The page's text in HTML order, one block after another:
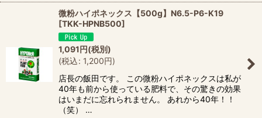
微粉ハイポネックス【500g】N6.5-P6-K19
[TKK-HPNB500]
1,091円(税別)
(税込: 1,200円)
店長の飯田です。 この微粉ハイポネックスは私が
40年も前から使っている肥料で、その驚きの効果
はいまだに忘れられません。 あれから40年！！
（笑） …